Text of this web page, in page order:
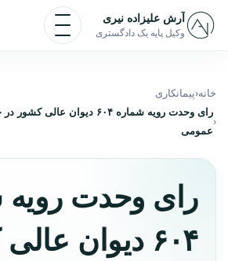
پرش به محتوا
آرش علیزاده نیری
وکیل پایه یک دادگستری
باز و بسته کردن
خانه پیمانکاری
رای و‌حدت‌ رو‌یه شماره ۶۰۴
عمومی
رای و‌حدت‌ رو‌یه
۶۰۴ دیوان